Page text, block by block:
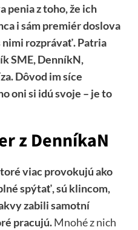
z toho, že ich
i sám premiér doslova
nimi rozprávať. Patria
SME, DenníkN,
Dôvod im síce
oni si idú svoje – je to
z DenníkaN
viac provokujú ako
spýtať, sú klincom,
zabili samotní
pracujú.Mnohé z nich